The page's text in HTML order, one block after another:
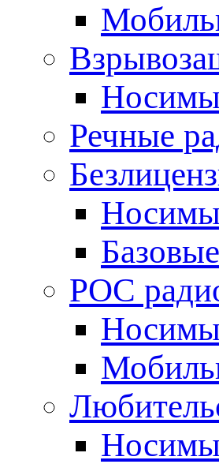
Речные
Базовые
POC